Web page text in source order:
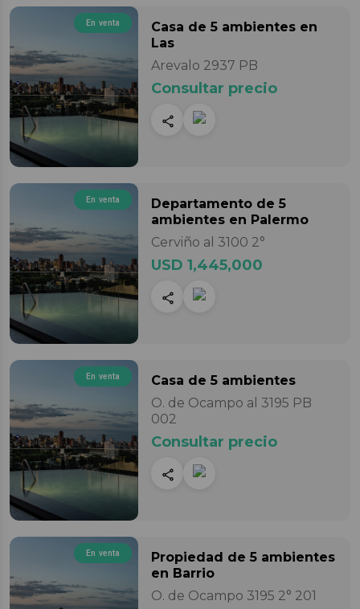
En venta Casa de 5 ambientes en
Las
Arevalo 2937 PB
Consultar precio
En venta Departamento de 5
ambientes en Palermo
Cerviño al 3100 2°
USD 1,445,000
En venta Casa de 5 ambientes
O. de Ocampo al 3195 PB
002
Consultar precio
En venta Propiedad de 5 ambientes
en Barrio
O. de Ocampo 3195 2° 201